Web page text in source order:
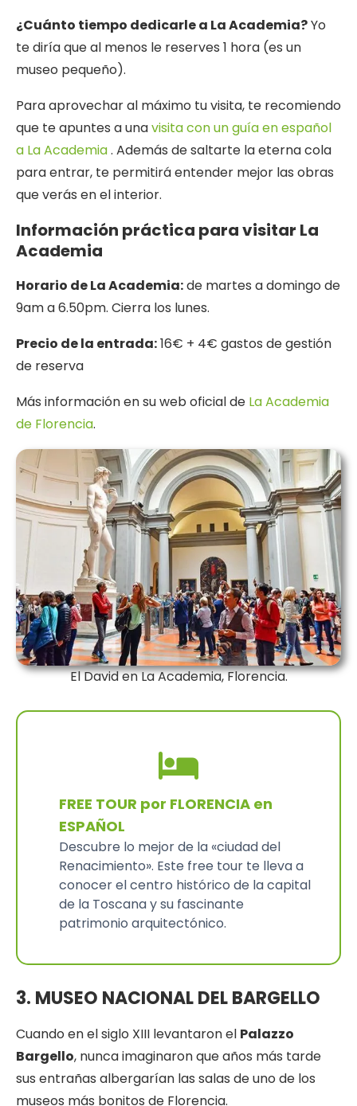
¿Cuánto tiempo dedicarle a La Academia?Yo
te diría que al menos le reserves 1 hora (es un
museo pequeño).
Para aprovechar al máximo tu visita, te recomiendo
que te apuntes a unavisita con un guía en español
a La Academia. Además de saltarte la eterna cola
para entrar, te permitirá entender mejor las obras
que verás en el interior.
Información práctica para visitar La
Academia
Horario de La Academia:de martes a domingo de
9am a 6.50pm. Cierra los lunes.
Precio de la entrada:16€ + 4€ gastos de gestión
de reserva
Más información en su web oficial de La Academia
de Florencia.
El David en La Academia, Florencia.
FREE TOUR por FLORENCIA en
ESPAÑOL
Descubre lo mejor de la «ciudad del
Renacimiento». Este free tour te lleva a
conocer el centro histórico de la capital
de la Toscana y su fascinante
patrimonio arquitectónico.
3. MUSEO NACIONAL DEL BARGELLO
Cuando en el siglo XIII levantaron el Palazzo
Bargello, nunca imaginaron que años más tarde
sus entrañas albergarían las salas de uno de los
museos más bonitos de Florencia.